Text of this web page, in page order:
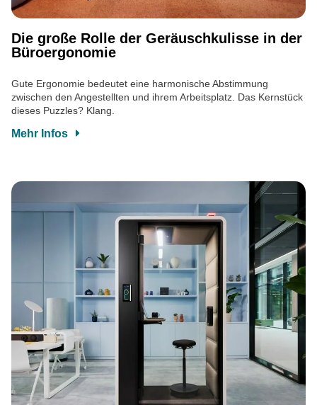
Die große Rolle der Geräuschkulisse in der
Büroergonomie
Gute Ergonomie bedeutet eine harmonische Abstimmung
zwischen den Angestellten und ihrem Arbeitsplatz. Das Kernstück
dieses Puzzles? Klang.
Mehr Infos